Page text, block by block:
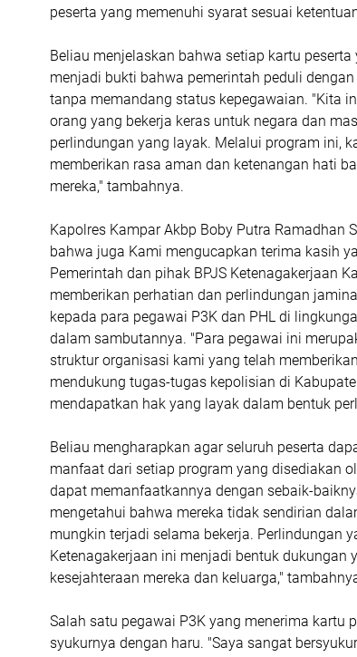
peserta yang memenuhi syarat sesuai
Beliau menjelaskan bahwa setiap kartu
menjadi bukti bahwa pemerintah peduli
tanpa memandang status kepegawaian. "Kita
orang yang bekerja keras untuk negara dan
perlindungan yang layak. Melalui program ini,
memberikan rasa aman dan ketenangan hati
mereka," tambahnya.
Kapolres Kampar Akbp Boby Putra Ramadhan
bahwa juga Kami mengucapkan terima kasih
Pemerintah dan pihak BPJS Ketenagakerjaan
memberikan perhatian dan perlindungan
kepada para pegawai P3K dan PHL di
dalam sambutannya. "Para pegawai ini
struktur organisasi kami yang telah
mendukung tugas-tugas kepolisian di
mendapatkan hak yang layak dalam bentuk
Beliau mengharapkan agar seluruh peserta
manfaat dari setiap program yang disediakan
dapat memanfaatkannya dengan sebaik-
mengetahui bahwa mereka tidak sendirian
mungkin terjadi selama bekerja. Perlindungan
Ketenagakerjaan ini menjadi bentuk dukungan
kesejahteraan mereka dan keluarga,"
Salah satu pegawai P3K yang menerima kartu
syukurnya dengan haru. "Saya sangat